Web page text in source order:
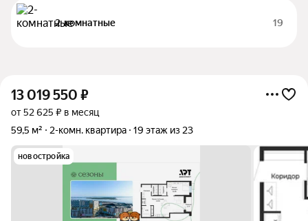
2-комнатные 19
13 019 550 ₽
от 52 625 ₽ в месяц
59,5 м²
2-комн. квартира 19 этаж из 23
новостройка